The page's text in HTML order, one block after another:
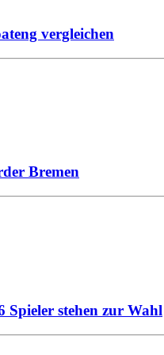
vergleichen
Bremen
Spieler stehen zur Wahl